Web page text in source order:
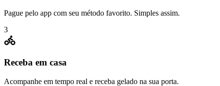
Pague pelo app com seu método favorito. Simples assim.
3
Receba em casa
Acompanhe em tempo real e receba gelado na sua porta.